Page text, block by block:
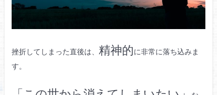
挫折してしまった直後は、 精神的に非常に落ち込みま
す。